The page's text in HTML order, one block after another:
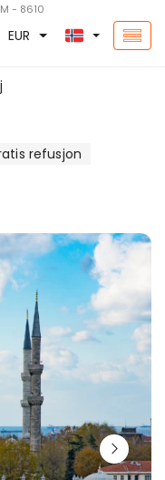
- 8610
EUR
refusjon